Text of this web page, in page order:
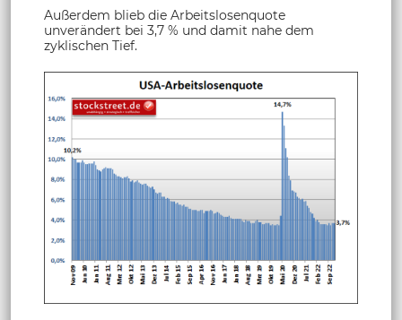
Außerdem blieb die Arbeitslosenquote
unverändert bei 3,7 % und damit nahe dem
zyklischen Tief.